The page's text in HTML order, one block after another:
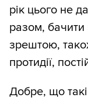
рік цього не
разом,
зрештою,
протидії,
Добре, що такі